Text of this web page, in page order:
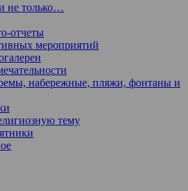
не только…
отчеты
мероприятий
набережные, пляжи, фонтаны и
тему